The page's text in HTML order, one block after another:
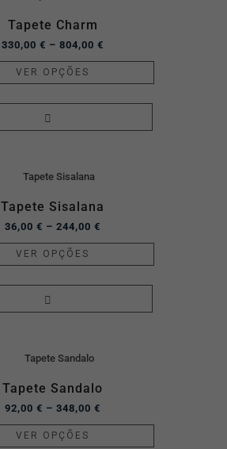
Tapete Charm
330,00€ – 804,00€
VER OPÇÕES
Tapete Sisalana
36,00€ – 244,00€
VER OPÇÕES
Tapete Sandalo
92,00€ – 348,00€
VER OPÇÕES